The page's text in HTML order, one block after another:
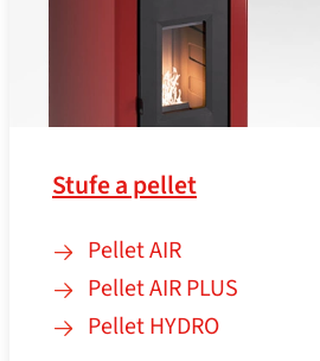
Stufe a pellet
Pellet AIR
Pellet AIR PLUS
Pellet HYDRO